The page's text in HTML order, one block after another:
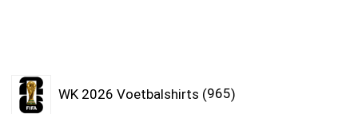
WK 2026 Voetbalshirts 965